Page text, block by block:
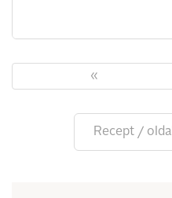
«
Recept / oldal